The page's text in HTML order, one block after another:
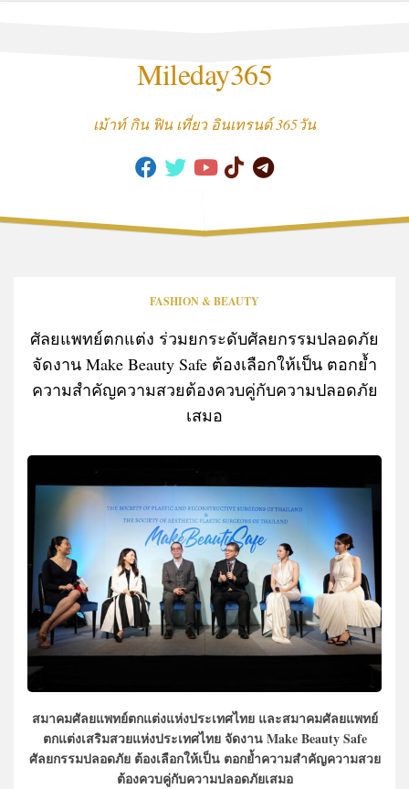
Mileday365
เม้าท์ กิน ฟิน เที่ยว อินเทรนด์ 365วัน
FASHION & BEAUTY
ศัลยแพทย์ตกแต่ง ร่วมยกระดับศัลยกรรมปลอดภัย
จัดงาน Make Beauty Safe ต้องเลือกให้เป็น ตอกย้ำ
ความสำคัญความสวยต้องควบคู่กับความปลอดภัย
เสมอ
สมาคมศัลยแพทย์ตกแต่งแห่งประเทศไทย และสมาคมศัลยแพทย์
ตกแต่งเสริมสวยแห่งประเทศไทย จัดงาน Make Beauty Safe
ศัลยกรรมปลอดภัย ต้องเลือกให้เป็น ตอกย้ำความสำคัญความสวย
ต้องควบคู่กับความปลอดภัยเสมอ